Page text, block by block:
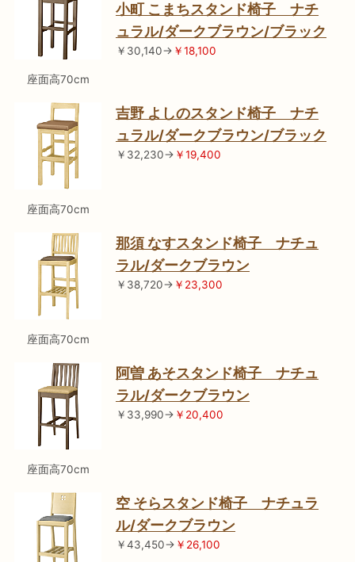
座面高70cm
小町 こまちスタンド椅子 ナチ
ュラル/ダークブラウン/ブラック
￥30,140→ ￥18,100
座面高70cm
吉野 よしのスタンド椅子 ナチ
ュラル/ダークブラウン/ブラック
￥32,230→ ￥19,400
座面高70cm
那須 なすスタンド椅子 ナチュ
ラル/ダークブラウン
￥38,720→ ￥23,300
座面高70cm
阿曽 あそスタンド椅子 ナチュ
ラル/ダークブラウン
￥33,990→ ￥20,400
空 そらスタンド椅子 ナチュラ
ル/ダークブラウン
￥43,450→ ￥26,100